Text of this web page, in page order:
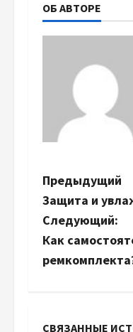
ОБ АВТОРЕ
Н
а
в
и
Предыдущий
Защита и
Следующий:
Как
СВЯЗАННЫЕ